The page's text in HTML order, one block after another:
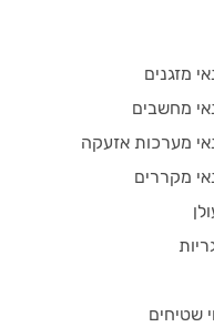
מזגנים
מחשבים
מערכות אזעקה
מקררים
שטיחים